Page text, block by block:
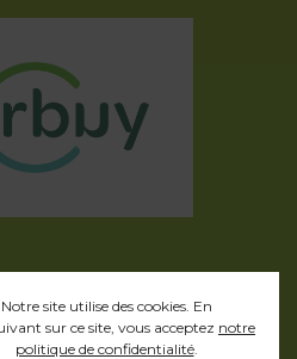
communal du Tourisme de la ville de
Notre site utilise des cookies. En
sur ce site, vous acceptez notre
politique de confidentialité.